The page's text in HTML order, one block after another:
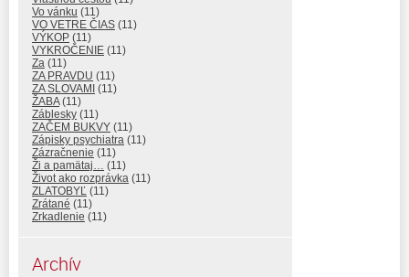
Vo vánku (11)
VO VETRE ČIAS (11)
VÝKOP (11)
VYKROČENIE (11)
Za (11)
ZA PRAVDU (11)
ZA SLOVAMI (11)
ŽABA(11)
Záblesky (11)
ZAČEM BUKVY (11)
Zápisky psychiatra (11)
Zázračnenie (11)
Ži a pamätaj…
(11)
Život ako rozprávka (11)
ZLATOBYĽ (11)
Zrátané (11)
Zrkadlenie (11)
Archív